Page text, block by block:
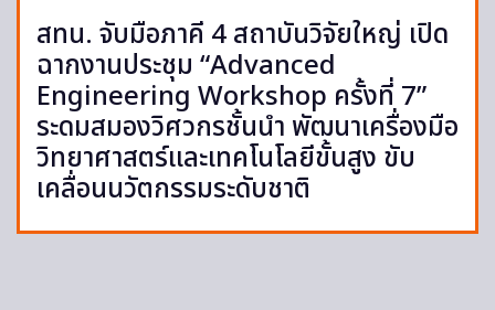
สทน. จับมือภาคี 4 สถาบันวิจัยใหญ่ เปิด
ฉากงานประชุม “Advanced
Engineering Workshop ครั้งที่ 7”
ระดมสมองวิศวกรชั้นนำ พัฒนาเครื่องมือ
วิทยาศาสตร์และเทคโนโลยีขั้นสูง ขับ
เคลื่อนนวัตกรรมระดับชาติ